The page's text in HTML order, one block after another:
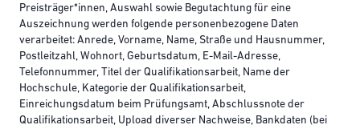
Preisträger*innen, Auswahl sowie Begutachtung für eine
Auszeichnung werden folgende personenbezogene Daten
verarbeitet: Anrede, Vorname, Name, Straße und Hausnummer,
Postleitzahl, Wohnort, Geburtsdatum, E-Mail-Adresse,
Telefonnummer, Titel der Qualifikationsarbeit, Name der
Hochschule, Kategorie der Qualifikationsarbeit,
Einreichungsdatum beim Prüfungsamt, Abschlussnote der
Qualifikationsarbeit, Upload diverser Nachweise, Bankdaten (bei